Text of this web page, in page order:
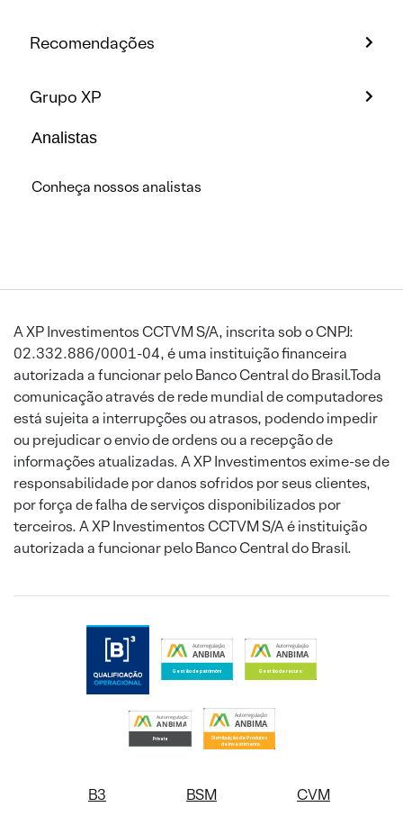
Recomendações
Grupo XP
Analistas
Conheça nossos analistas
A XP Investimentos CCTVM S/A, inscrita sob o CNPJ:
02.332.886/0001-04, é uma instituição financeira
autorizada a funcionar pelo Banco Central do Brasil.Toda
comunicação através de rede mundial de computadores
está sujeita a interrupções ou atrasos, podendo impedir
ou prejudicar o envio de ordens ou a recepção de
informações atualizadas. A XP Investimentos exime-se de
responsabilidade por danos sofridos por seus clientes,
por força de falha de serviços disponibilizados por
terceiros. A XP Investimentos CCTVM S/A é instituição
autorizada a funcionar pelo Banco Central do Brasil.
B3 BSM CVM